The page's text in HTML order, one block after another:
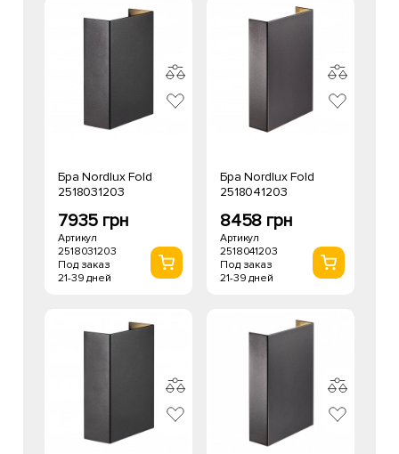
Бра Nordlux Fold
2518031203
7935 грн
Артикул
2518031203
Под заказ
21-39 дней
Бра Nordlux Fold
2518041203
8458 грн
Артикул
2518041203
Под заказ
21-39 дней